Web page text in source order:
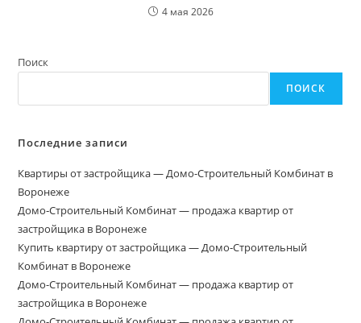
4 мая 2026
Поиск
ПОИСК
Последние записи
Квартиры от застройщика — Домо-Строительный Комбинат в
Воронеже
Домо‑Строительный Комбинат — продажа квартир от
застройщика в Воронеже
Купить квартиру от застройщика — Домо‑Строительный
Комбинат в Воронеже
Домо-Строительный Комбинат — продажа квартир от
застройщика в Воронеже